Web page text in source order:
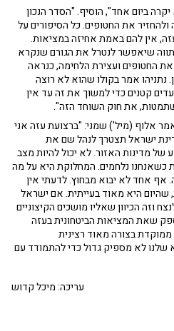
ביום אחד", הוסיף. "הסדר הנכון
את החטופים. כל הסיפורים על
אין להם באמת אחיזה במציאות.
שיאפשר לנטרל את הגורם שנקרא
החטופים ועצירת הלחימה, כנראה
אמר בקולו שהוא לא רוצה
קטנים כדי למשוך את זה עד אין
את חוק השוחד הזה".
אלוף (מיל') שמני: "ברצועת עזה אני
ישראל תצטרך לנהל שם את
של מדינות האזור. לא יכול להיות מצב
כשאנחנו נלחמים. המחלוקת היא על מה
אף אחד לא יבוא מבחוץ. לדעתי אין
שהיום היא מאוד בעייתית. אם ישראל
וזה הכיוון שאליו מושכים הקיצוניים
שאת המציאות הביטחונית בעזה
ממוקדת בצורה מאוד רצינית
שלנו לא מספיק גדול כדי להתמודד עם
עריכה: מיכל קדוש